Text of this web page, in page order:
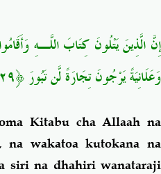
إِنَّ الَّذِينَ يَتْلُونَ كِتَابَ اللَّـهِ
وَعَلَانِيَةً يَرْجُونَ تِجَارَةً لَّن تَبُورَ ﴿٢٩﴾
Kitabu cha Allaah na
na wakatoa kutokana na
siri na dhahiri wanataraji